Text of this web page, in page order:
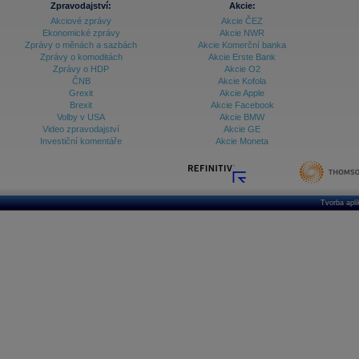
Databanka - Ceny
Databanka - Ekonomický růst
Databanka - Indexy
Databanka - Měnové kurzy
Databanka - Trh práce
Databanka - Úrokové sazby
Databanka akcie - ČR
Zpravodajství:
Akciové zprávy
Ekonomické zprávy
Zprávy o měnách a sazbách
Zprávy o komoditách
Zprávy o HDP
ČNB
Grexit
Brexit
Volby v USA
Video zpravodajství
Investiční komentáře
Akcie:
Akcie ČEZ
Akcie NWR
Akcie Komerční banka
Akcie Erste Bank
Akcie O2
Akcie Kofola
Akcie Apple
Akcie Facebook
Akcie BMW
Akcie GE
Akcie Moneta
Tvorba